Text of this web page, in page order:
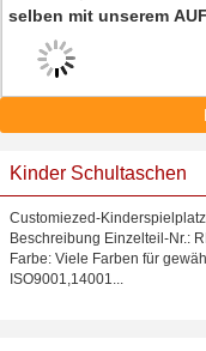
selben mit unserem
Kinder Schultaschen
Customiezed-
Beschreibung Einzelteil-Nr.:
Farbe: Viele Farben für
ISO9001,14001...